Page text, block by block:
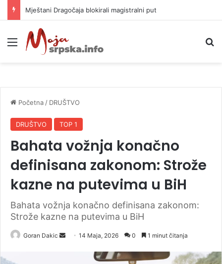
Helikopter ponovo gasi vatru u selima kod Trebinja
Meni
Početna / DRUŠTVO
DRUŠTVO TOP 1
Bahata vožnja konačno
definisana zakonom: Strože
kazne na putevima u BiH
Bahata vožnja konačno definisana zakonom:
Strože kazne na putevima u BiH
Goran Dakic 14 Maja, 2026 0 1 minut čitanja